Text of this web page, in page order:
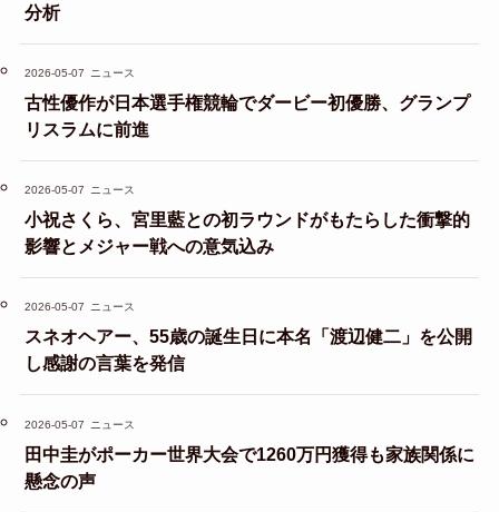
分析
2026-05-07 ニュース
古性優作が日本選手権競輪でダービー初優勝、グランプ
リスラムに前進
2026-05-07 ニュース
小祝さくら、宮里藍との初ラウンドがもたらした衝撃的
影響とメジャー戦への意気込み
2026-05-07 ニュース
スネオヘアー、55歳の誕生日に本名「渡辺健二」を公開
し感謝の言葉を発信
2026-05-07 ニュース
田中圭がポーカー世界大会で1260万円獲得も家族関係に
懸念の声